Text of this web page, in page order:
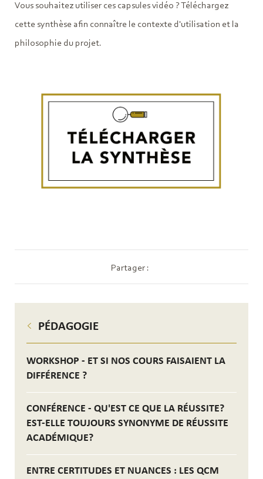
PÉDAGOGIE
WORKSHOP - ET SI NOS COURS FAISAIENT LA
DIFFÉRENCE ?
CONFÉRENCE - QU'EST CE QUE LA RÉUSSITE?
EST-ELLE TOUJOURS SYNONYME DE RÉUSSITE
ACADÉMIQUE?
ENTRE CERTITUDES ET NUANCES : LES QCM
Vous souhaitez utiliser ces capsules vidéo ? Téléchargez
cette synthèse afin connaître le contexte d'utilisation et la
philosophie du projet.
Partager :